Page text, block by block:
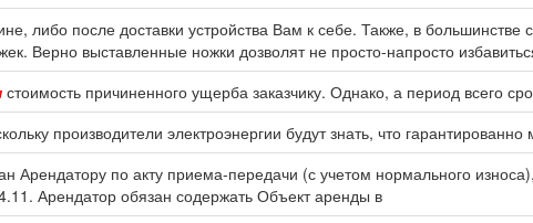
либо после доставки устройства Вам к себе. Также, в
Верно выставленные ножки дозволят не просто-напросто
стоимость причиненного ущерба заказчику. Однако, а период всего
производители электроэнергии будут знать, что
Арендатору по акту приема-передачи (с учетом нормального
Арендатор обязан содержать Объект аренды в